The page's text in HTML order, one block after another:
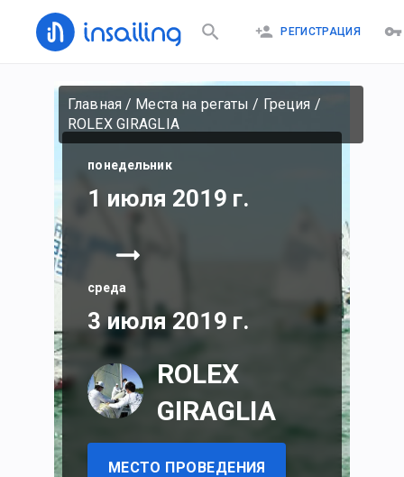
РЕГИСТРАЦИЯ
Главная/ Места на регаты / Греция /
ROLEX GIRAGLIA
понедельник
1 июля 2019 г.
среда
3 июля 2019 г.
ROLEX
GIRAGLIA
МЕСТО ПРОВЕДЕНИЯ